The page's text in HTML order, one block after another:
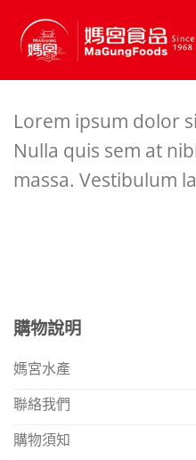
content
Lorem ipsum dolor
Nulla quis sem at
massa. Vestibulum
購物說明
媽宮水產
聯絡我們
購物須知